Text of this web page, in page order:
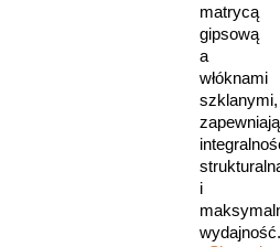
matrycą
gipsową
a
włóknami
szklanymi,
i
wydajność.